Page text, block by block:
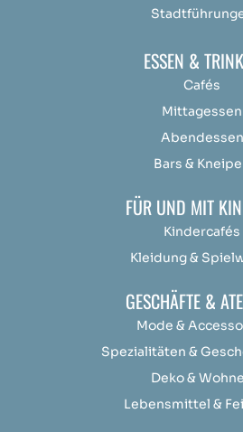
ESSEN &
Cafés
Mittagessen
Abendessen
Bars &
FÜR UND MIT
Kindercafés
Kleidung &
GESCHÄFTE &
Mode &
Spezialitäten &
Deko &
Lebensmittel &